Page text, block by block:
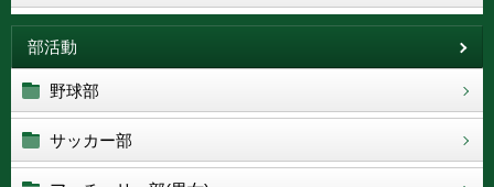
部活動
野球部
サッカー部